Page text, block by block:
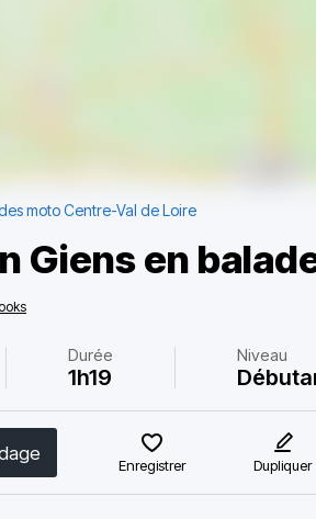
moto Centre-Val de Loire
Giens en
Durée
1h19
Niveau
Enregistrer Dupliquer